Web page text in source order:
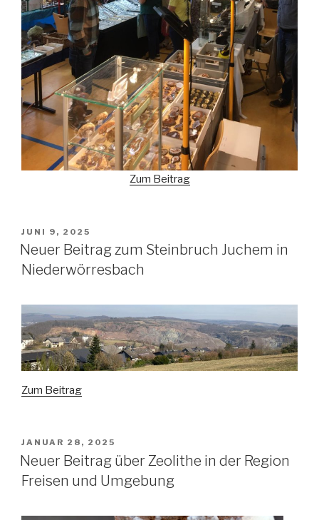
Zum Beitrag
VERÖFFENTLICHT
AM
JUNI 9, 2025
Neuer Beitrag zum Steinbruch Juchem in
Niederwörresbach
Zum Beitrag
VERÖFFENTLICHT
AM
JANUAR 28, 2025
Neuer Beitrag über Zeolithe in der Region
Freisen und Umgebung